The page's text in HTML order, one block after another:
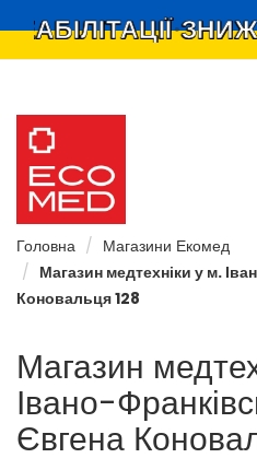
•ЗНИЖКА
Ecomed –
мережа
магазинів
Головна
Магазини Екомед
Магазин медтехніки у м.
Коновальця 128
Магазин
Івано-
Євгена